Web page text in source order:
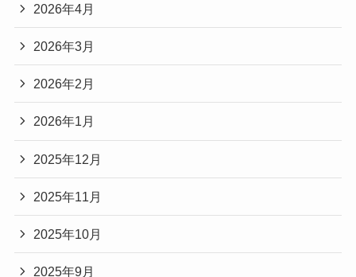
2026年4月
2026年3月
2026年2月
2026年1月
2025年12月
2025年11月
2025年10月
2025年9月